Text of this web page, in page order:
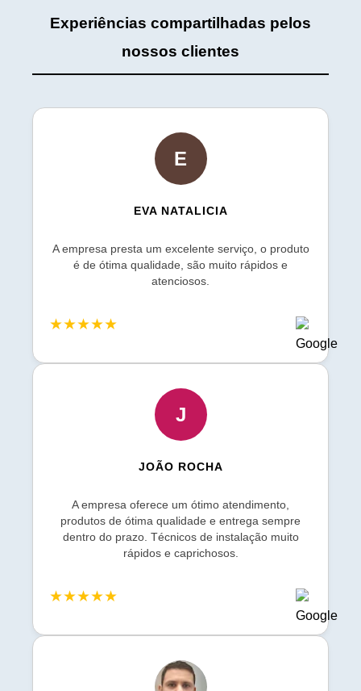
Experiências compartilhadas pelos
nossos clientes
E
EVA NATALICIA
A empresa presta um excelente serviço, o produto
é de ótima qualidade, são muito rápidos e
atenciosos.
★★★★★
J
JOÃO ROCHA
A empresa oferece um ótimo atendimento,
produtos de ótima qualidade e entrega sempre
dentro do prazo. Técnicos de instalação muito
rápidos e caprichosos.
★★★★★